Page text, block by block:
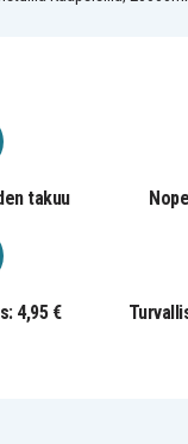
20000 mAh
tabletti
takuu
4,95 €